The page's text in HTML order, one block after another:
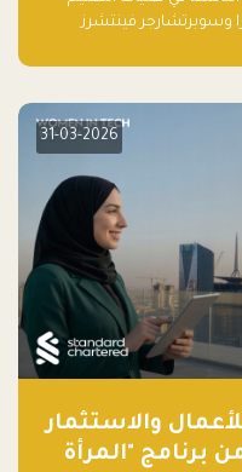
وسوبرتشارجر فينتشرز
31-03-2026
والاستثمار
برنامج "المرأة